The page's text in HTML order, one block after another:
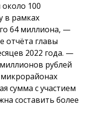
100
в рамках
64 миллиона, —
отчёта главы
2022 года. —
рублей
сумма с участием
составить более